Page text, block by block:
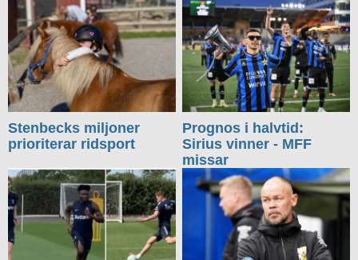
Stenbecks miljoner
prioriterar ridsport
Prognos i halvtid:
Sirius vinner - MFF
missar